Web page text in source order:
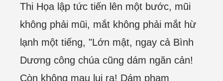
Thi Họa lập tức tiến lên một bước, mũi
không phải mũi, mắt không phải mắt hừ
lạnh một tiếng, "Lớn mật, ngay cả Bình
Dương công chúa cũng dám ngăn cản!
Còn không mau lui ra! Dám phạm